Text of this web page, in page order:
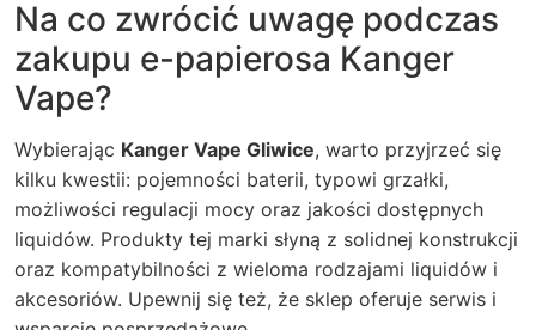
Na co zwrócić uwagę podczas
zakupu e-papierosa Kanger
Vape?
Wybierając Kanger Vape Gliwice, warto przyjrzeć się
kilku kwestii: pojemności baterii, typowi grzałki,
możliwości regulacji mocy oraz jakości dostępnych
liquidów. Produkty tej marki słyną z solidnej konstrukcji
oraz kompatybilności z wieloma rodzajami liquidów i
akcesoriów. Upewnij się też, że sklep oferuje serwis i